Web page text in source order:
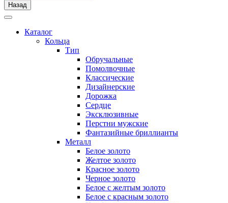
Назад
Каталог
Кольца
Тип
Обручальные
Помолвочные
Классические
Дизайнерские
Дорожка
Сердце
Эксклюзивные
Перстни мужские
Фантазийные бриллианты
Металл
Белое золото
Желтое золото
Красное золото
Черное золото
Белое с желтым золото
Белое с красным золото